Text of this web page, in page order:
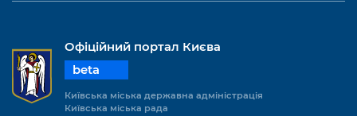
Офіційний портал Києва
beta
Київська міська державна адміністрація
Київська міська рада